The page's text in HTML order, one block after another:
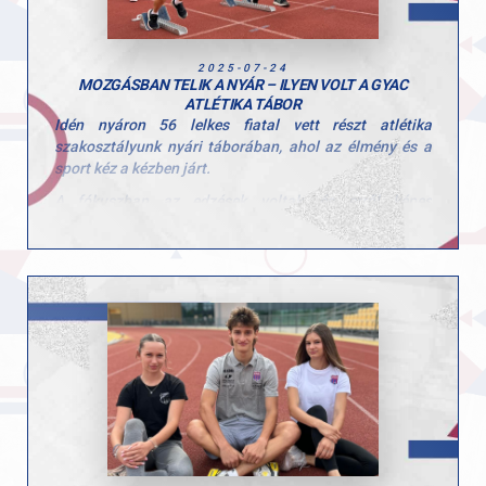
2025-07-24
MOZGÁSBAN TELIK A NYÁR – ILYEN VOLT A GYAC
ATLÉTIKA TÁBOR
Idén nyáron 56 lelkes fiatal vett részt atlétika
szakosztályunk nyári táborában, ahol az élmény és a
sport kéz a kézben járt.
A fókuszban az edzések voltak, és erről képes
bizonyítékunk is van! A gyerekek több sportágban is
kipróbálhatták magukat, többek között
rúdugrással, a gerelyhajítással és a súlylökéssel is.
Ez a tábor nemcsak a fizikai fejlődésről szólt – célunk
az volt, hogy a gyerekek megszeressék a mozgást,
megtanuljanak küzdeni, figyelni egymásra, és olyan
értékeket vigyenek haza, amik hosszú távon is
meghatározzák a szemléletüket.
Mert a sport nemcsak testet, de jellemet is formál.
És a jövő bajnokai itt kezdik – mosolyogva, játékosan,